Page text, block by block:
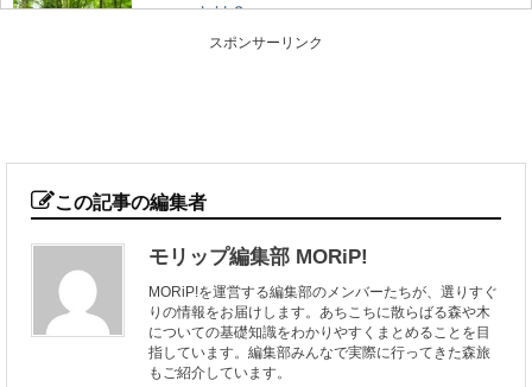
ーとは？
ィールドにして、日常から離れてリフレッシュ...
ーズ。 今回は、日本の木材の中でも特に耐久性...
目的とは
東京オリンピックやエシカル消費のシーンで話題になっ
ている「森林認証」というキーワード。 聞いた...
スポンサーリンク
この記事の編集者
モリップ編集部 MORiP!
MORiP!を運営する編集部のメンバーたちが、選りすぐ
りの情報をお届けします。あちこちに散らばる森や木
についての基礎知識をわかりやすくまとめることを目
指しています。編集部みんなで実際に行ってきた森旅
もご紹介しています。